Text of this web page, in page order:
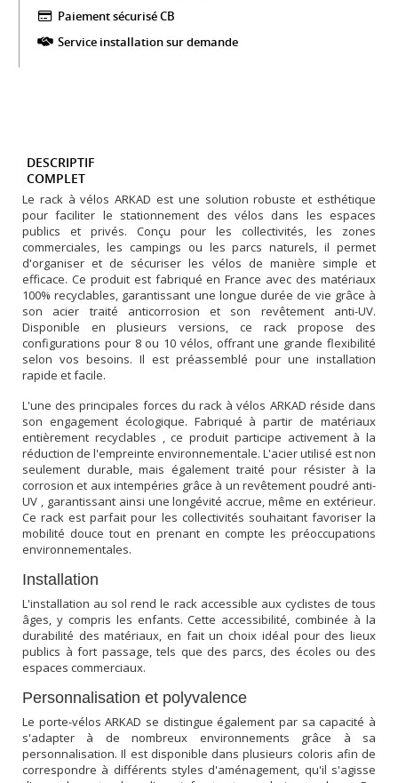
Paiement sécurisé CB​
Service installation sur demande
DESCRIPTIF
COMPLET
Le rack à vélos ARKAD est une solution robuste et esthétique
pour faciliter le stationnement des vélos dans les espaces
publics et privés. Conçu pour les collectivités, les zones
commerciales, les campings ou les parcs naturels, il permet
d'organiser et de sécuriser les vélos de manière simple et
efficace. Ce produit est fabriqué en France avec des matériaux
100% recyclables, garantissant une longue durée de vie grâce à
son acier traité anticorrosion et son revêtement anti-UV.
Disponible en plusieurs versions, ce rack propose des
configurations pour 8 ou 10 vélos, offrant une grande flexibilité
selon vos besoins. Il est préassemblé pour une installation
rapide et facile.
L'une des principales forces du rack à vélos ARKAD réside dans
son engagement écologique. Fabriqué à partir de matériaux
entièrement recyclables , ce produit participe activement à la
réduction de l'empreinte environnementale. L'acier utilisé est non
seulement durable, mais également traité pour résister à la
corrosion et aux intempéries grâce à un revêtement poudré anti-
UV , garantissant ainsi une longévité accrue, même en extérieur.
Ce rack est parfait pour les collectivités souhaitant favoriser la
mobilité douce tout en prenant en compte les préoccupations
environnementales.
Installation
L'installation au sol rend le rack accessible aux cyclistes de tous
âges, y compris les enfants. Cette accessibilité, combinée à la
durabilité des matériaux, en fait un choix idéal pour des lieux
publics à fort passage, tels que des parcs, des écoles ou des
espaces commerciaux.
Personnalisation et polyvalence
Le porte-vélos ARKAD se distingue également par sa capacité à
s'adapter à de nombreux environnements grâce à sa
personnalisation. Il est disponible dans plusieurs coloris afin de
correspondre à différents styles d'aménagement, qu'il s'agisse